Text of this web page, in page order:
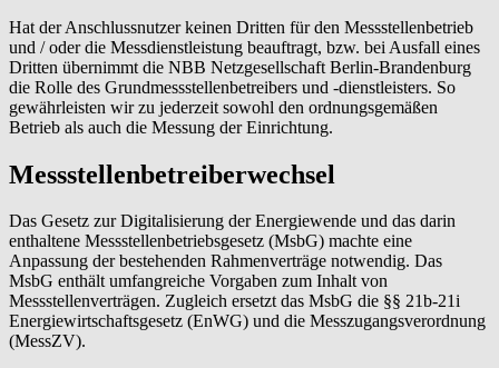
Hat der Anschlussnutzer keinen Dritten für den Messstellenbetrieb
und / oder die Messdienstleistung beauftragt, bzw. bei Ausfall eines
Dritten übernimmt die NBB Netzgesellschaft Berlin-Brandenburg
die Rolle des Grundmessstellenbetreibers und -dienstleisters. So
gewährleisten wir zu jederzeit sowohl den ordnungsgemäßen
Betrieb als auch die Messung der Einrichtung.
Messstellenbetreiberwechsel
Das Gesetz zur Digitalisierung der Energiewende und das darin
enthaltene Messstellenbetriebsgesetz (MsbG) machte eine
Anpassung der bestehenden Rahmenverträge notwendig. Das
MsbG enthält umfangreiche Vorgaben zum Inhalt von
Messstellenverträgen. Zugleich ersetzt das MsbG die §§ 21b-21i
Energiewirtschaftsgesetz (EnWG) und die Messzugangsverordnung
(MessZV).